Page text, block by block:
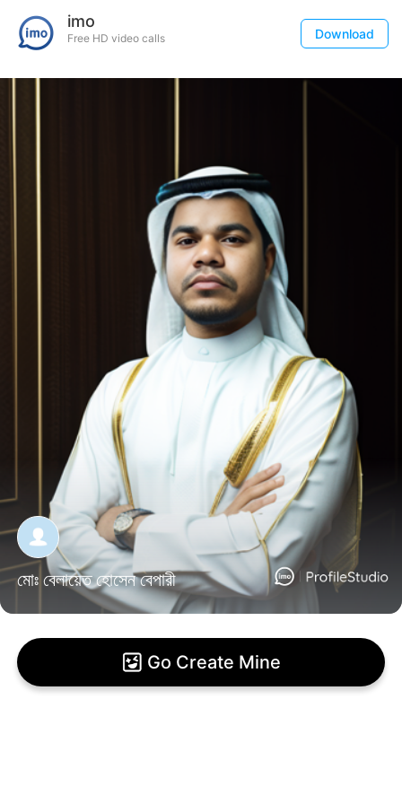
imo
Free HD video calls Download
মোঃ বেলায়েত হোসেন বেপারী
Go Create Mine